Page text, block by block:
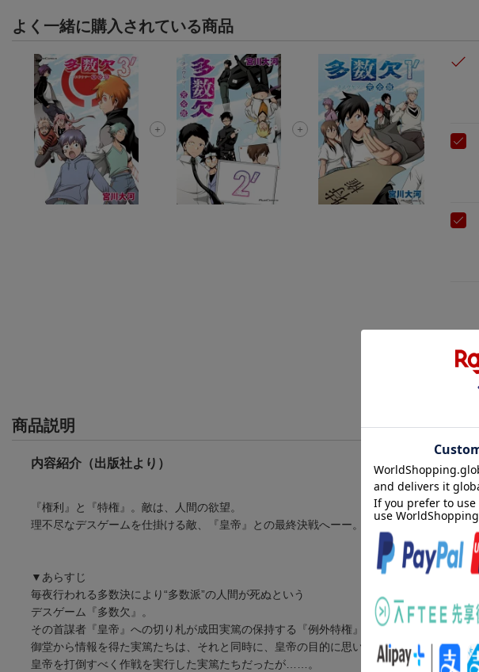
よく一緒に購入されている商品
商品説明
内容紹介（出版社より）
『権利』と『特権』。敵は、人間の欲望。
理不尽なデスゲームを仕掛ける敵、『皇帝』との最終決戦へーー。
▼あらすじ
毎夜行われる多数決により“多数派”の人間が死ぬという
デスゲーム『多数欠』。
その首謀者『皇帝』への切り札が成田実篤の保持する『例外特権』であると
御堂から情報を得た実篤たちは、それと同時に、皇帝の目的に思い至る。
皇帝を打倒すべく作戦を実行した実篤たちだったが……。